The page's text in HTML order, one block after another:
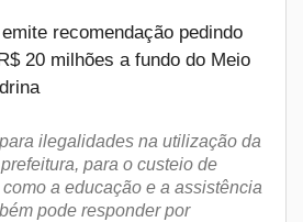
recomendação pedindo
20 milhões a fundo do Meio
ilegalidades na utilização da
para o custeio de
a educação e a assistência
pode responder por